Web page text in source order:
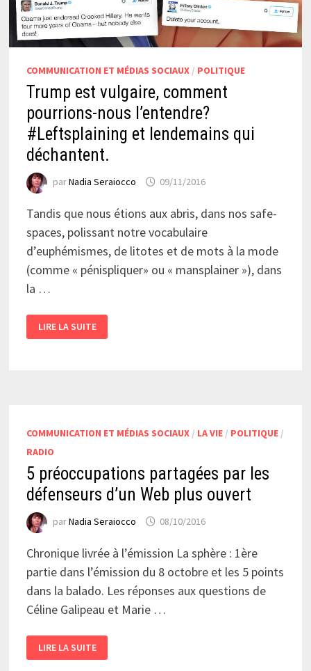
COMMUNICATION ET MÉDIAS SOCIAUX/ POLITIQUE
Trump est vulgaire, comment
pourrions-nous l’entendre?
#Leftsplaining et lendemains qui
déchantent.
parNadia Seraiocco 09/11/2016
Tandis que nous étions aux abris, dans nos safe-
spaces, polissant notre vocabulaire
d’euphémismes, de litotes et de mots à la mode
(comme « pénispliquer» ou « mansplainer »), dans
la …
EST
VULGAIRE,
DÉCHANTENT.
LIRE LA SUITE
COMMUNICATION ET MÉDIAS SOCIAUX/ LA VIE/ POLITIQUE/
RADIO
5 préoccupations partagées par les
défenseurs d’un Web plus ouvert
parNadia Seraiocco 08/10/2016
Chronique livrée à l’émission La sphère : 1ère
partie dans l’émission du 8 octobre et les 5 points
dans la balado. Les réponses aux questions de
Céline Galipeau et Marie …
PRÉOCCUPATIONS
PARTAGÉES
LIRE LA SUITE